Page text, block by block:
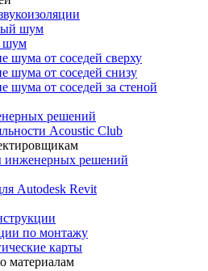
шум
шум
шума от соседей сверху
шума от соседей снизу
шума от соседей за стеной
решений
Acoustic Club
инженерных решений
Autodesk Revit
по монтажу
карты
материалам